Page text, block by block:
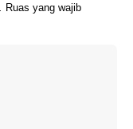
Ruas yang wajib